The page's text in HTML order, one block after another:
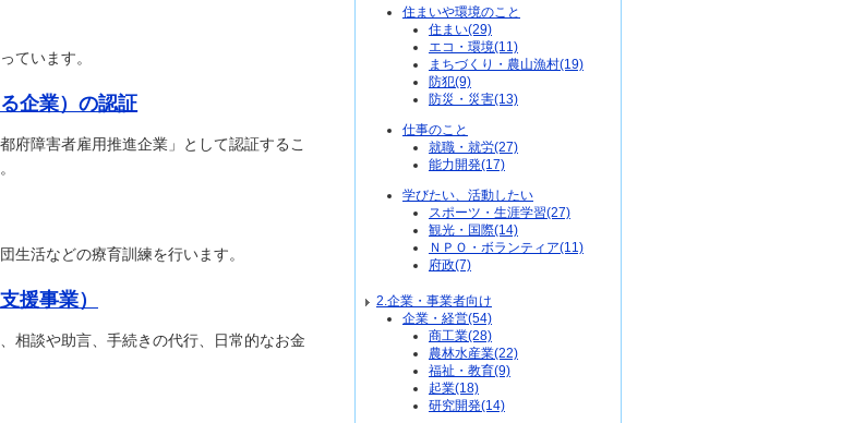
ています。
企業）の認証
府障害者雇用推進企業」として認証するこ
生活などの療育訓練を行います。
援事業）
相談や助言、手続きの代行、日常的なお金
住まいや環境のこと
住まい(29)
エコ・環境(11)
まちづくり・農山漁村(19)
防犯(9)
防災・災害(13)
仕事のこと
就職・就労(27)
能力開発(17)
学びたい、活動したい
スポーツ・生涯学習(27)
観光・国際(14)
ＮＰＯ・ボランティア(11)
府政(7)
2.企業・事業者向け
企業・経営(54)
商工業(28)
農林水産業(22)
福祉・教育(9)
起業(18)
研究開発(14)